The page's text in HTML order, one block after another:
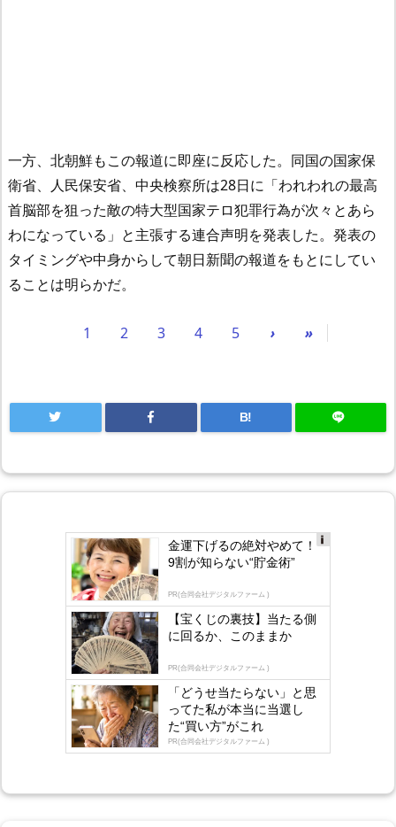
一方、北朝鮮もこの報道に即座に反応した。同国の国家保
衛省、人民保安省、中央検察所は28日に「われわれの最高
首脳部を狙った敵の特大型国家テロ犯罪行為が次々とあら
わになっている」と主張する連合声明を発表した。発表の
タイミングや中身からして朝日新聞の報道をもとにしてい
ることは明らかだ。
1 2 3 4 5 › »
B!
gly
金運下げるの絶対やめて！
9割が知らない“貯金術”
PR(合同会社デジタルファーム )
【宝くじの裏技】当たる側
に回るか、このままか
PR(合同会社デジタルファーム )
「どうせ当たらない」と思
ってた私が本当に当選し
た“買い方”がこれ
PR(合同会社デジタルファーム )